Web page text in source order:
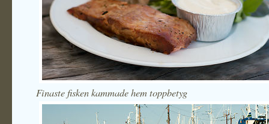
Finaste fisken kammade hem toppbetyg